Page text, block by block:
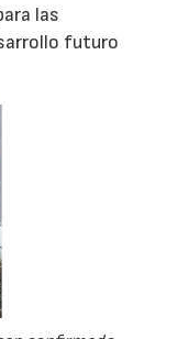
las
futuro